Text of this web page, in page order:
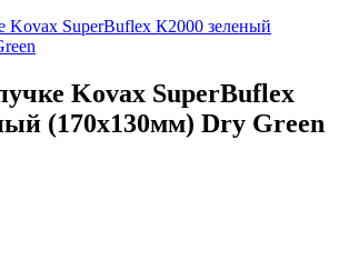
Kovax SuperBuflex
(170х130мм) Dry Green